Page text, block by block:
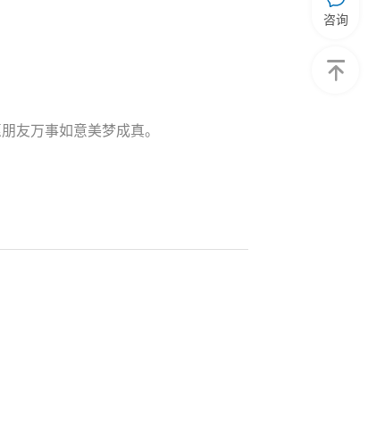
友万事如意美梦成真。
咨询